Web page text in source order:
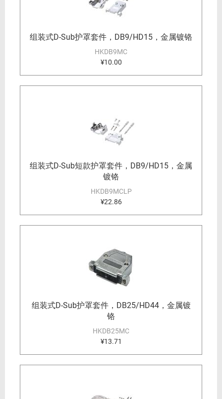
组装式D-Sub护罩套件，DB9/HD15，金属镀铬
HKDB9MC
¥10.00
组装式D-Sub短款护罩套件，DB9/HD15，金属
镀铬
HKDB9MCLP
¥22.86
组装式D-Sub护罩套件，DB25/HD44，金属镀
铬
HKDB25MC
¥13.71